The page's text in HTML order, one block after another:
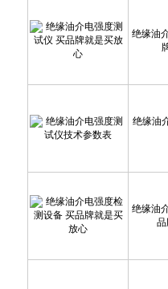
绝缘油
绝缘油
绝缘油